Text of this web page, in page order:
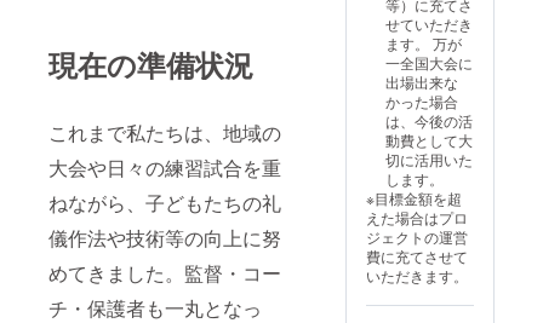
現在の準備状況
これまで私たちは、地域の
大会や日々の練習試合を重
ねながら、子どもたちの礼
儀作法や技術等の向上に努
めてきました。監督・コー
チ・保護者も一丸となっ
する限
り掲載
されま
す。支
援時、
必ず備
考欄に
掲載希
望の有
無とお
名前を
ご記入
くださ
い。
※2 約
10秒程
等）に充てさ
せていただき
ます。 万が
一全国大会に
出場出来な
かった場合
は、今後の活
動費として大
切に活用いた
します。
※目標金額を超
えた場合はプロ
ジェクトの運営
費に充てさせて
いただきます。